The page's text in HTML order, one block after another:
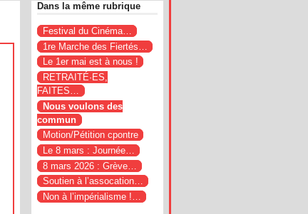
Dans la même rubrique
Festival du Cinéma…
1re Marche des Fiertés…
Le 1er mai est à nous !
RETRAITÉ·ES,
FAITES…
Nous voulons des
commun
Motion/Pétition cpontre
Le 8 mars : Journée…
8 mars 2026 : Grève…
Soutien à l’assocation…
Non à l’impérialisme !…